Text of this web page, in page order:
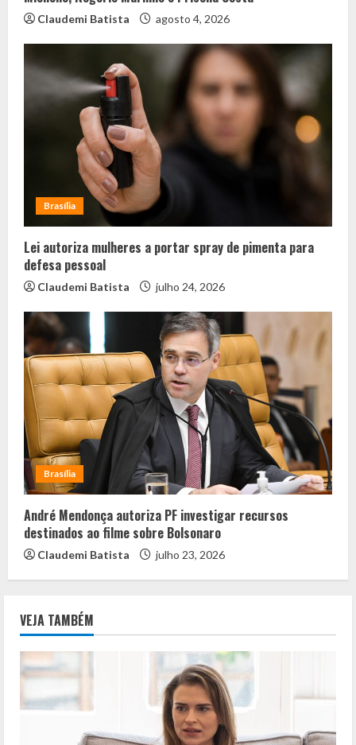
Claudemi Batista agosto 4, 2026
Brasília
Lei autoriza mulheres a portar spray de pimenta para
defesa pessoal
Claudemi Batista julho 24, 2026
Brasília
André Mendonça autoriza PF investigar recursos
destinados ao filme sobre Bolsonaro
Claudemi Batista julho 23, 2026
VEJA TAMBÉM